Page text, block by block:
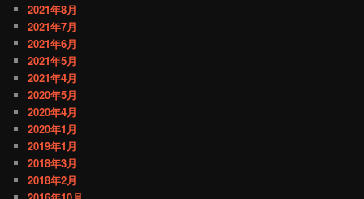
2021年8月
2021年7月
2021年6月
2021年5月
2021年4月
2020年5月
2020年4月
2020年1月
2019年1月
2018年3月
2018年2月